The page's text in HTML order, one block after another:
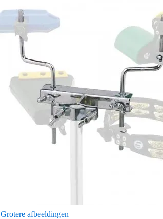
Grotere afbeeldingen